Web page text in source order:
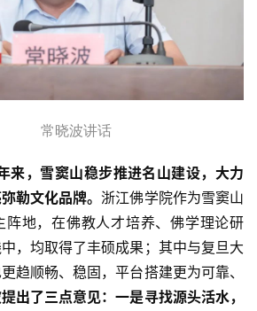
注册
常晓波讲话
来，雪窦山稳步推进名山建设，大力
勒文化品牌。 浙江佛学院作为雪窦山
阵地，在佛教人才培养、佛学理论研
，均取得了丰硕成果；其中与复旦大
趋顺畅、稳固，平台搭建更为可靠、
出了三点意见：一是寻找源头活水，